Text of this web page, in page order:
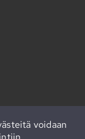
voidaan